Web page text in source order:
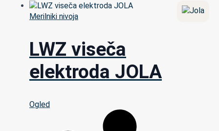
Merilniki nivoja
LWZ viseča
elektroda JOLA
Ogled